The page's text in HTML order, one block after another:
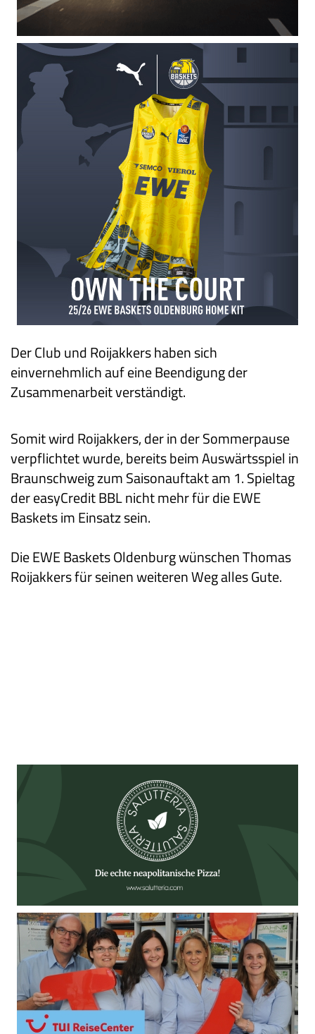
Der Club und Roijakkers haben sich
einvernehmlich auf eine Beendigung der
Zusammenarbeit verständigt.
Somit wird Roijakkers, der in der Sommerpause
verpflichtet wurde, bereits beim Auswärtsspiel in
Braunschweig zum Saisonauftakt am 1. Spieltag
der easyCredit BBL nicht mehr für die EWE
Baskets im Einsatz sein.
Die EWE Baskets Oldenburg wünschen Thomas
Roijakkers für seinen weiteren Weg alles Gute.